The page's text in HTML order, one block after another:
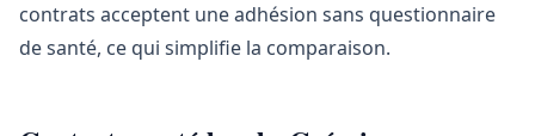
contrats acceptent une adhésion sans questionnaire
de santé, ce qui simplifie la comparaison.